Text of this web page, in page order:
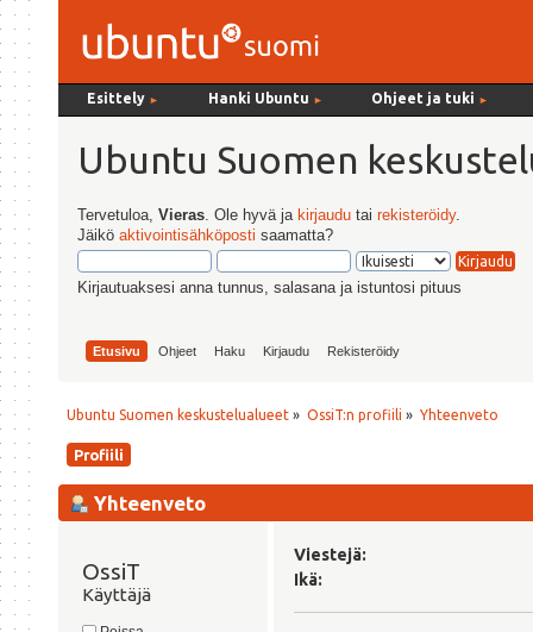
Esittely ► Hanki Ubuntu ► Ohjeet ja tuki ►
Ubuntu Suomen
Tervetuloa,Vieras . Ole hyvä ja kirjaudu tairekisteröidy.
Jäiköaktivointisähköposti saamatta?
Kirjautuaksesi anna tunnus, salasana ja istuntosi pituus
Etusivu Ohjeet Haku Kirjaudu Rekisteröidy
Ubuntu Suomen keskustelualueet » OssiT:n profiili » Yhteenveto
Profiili
Yhteenveto
OssiT
Käyttäjä
Viestejä:
Ikä: